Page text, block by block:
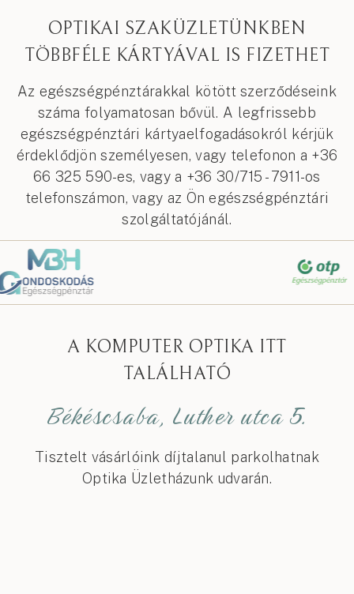
OPTIKAI SZAKÜZLETÜNKBEN
TÖBBFÉLE KÁRTYÁVAL IS FIZETHET
Az egészségpénztárakkal kötött szerződéseink
száma folyamatosan bővül. A legfrissebb
egészségpénztári kártyaelfogadásokról kérjük
érdeklődjön személyesen, vagy telefonon a +36
66 325 590-es, vagy a +36 30/715 - 7911-os
telefonszámon, vagy az Ön egészségpénztári
szolgáltatójánál.
A KOMPUTER OPTIKA ITT
TALÁLHATÓ
Békéscsaba, Luther utca 5.
Tisztelt vásárlóink díjtalanul parkolhatnak
Optika Üzletházunk udvarán.